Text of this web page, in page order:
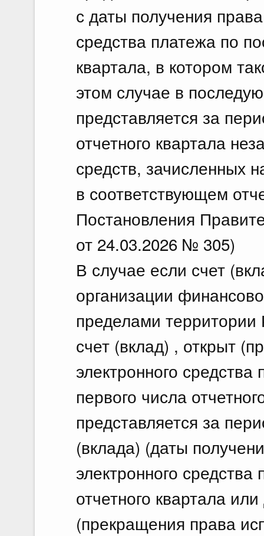
с даты получения
средства платежа по
квартала, в котором
этом случае в
представляется за
отчетного квартала
средств, зачисленных
в соответствующем
Постановления
от 24.03.2026 № 305)
В случае если счет
организации
пределами
счет (вклад) , открыт
электронного
первого числа
представляется за
(вклада) (даты
электронного
отчетного квартала
(прекращения права